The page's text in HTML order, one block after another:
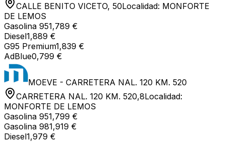
CALLE BENITO VICETO, 50Localidad: MONFORTE
DE LEMOS
Gasolina 951,789 €
Diesel1,889 €
G95 Premium1,839 €
AdBlue0,799 €
MOEVE - CARRETERA NAL. 120 KM. 520
CARRETERA NAL. 120 KM. 520,8Localidad:
MONFORTE DE LEMOS
Gasolina 951,799 €
Gasolina 981,919 €
Diesel1,979 €